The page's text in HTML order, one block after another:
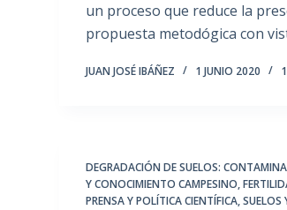
un proceso que reduce la
propuesta metodógica con
JUAN JOSÉ IBÁÑEZ 1 JUNIO 2020
DEGRADACIÓN DE SUELOS:
Y CONOCIMIENTO CAMPESINO,
PRENSA Y POLÍTICA CIENTÍFICA,SUELOS